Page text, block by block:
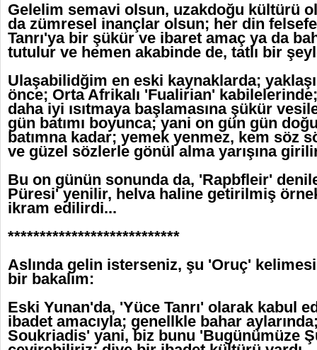
Gelelim semavi olsun, uzakdoğu kültürü
da zümresel inançlar olsun; her din
Tanrı'ya bir şükür ve ibaret amaç ya da
tutulur ve hemen akabinde de, tatlı bir
Ulaşabilidğim en eski kaynaklarda;
önce; Orta Afrikalı 'Fualirian'
daha iyi ısıtmaya başlamasına şükür
gün batımı boyunca; yani on gün gün
batımna kadar; yemek yenmez, kem söz
ve güzel sözlerle gönül alma yarışına
Bu on günün sonunda da, 'Rapbfleir'
Püresi' yenilir, helva haline getirilmiş
ikram edilirdi...
***************************
Aslında gelin isterseniz, şu 'Oruç'
bir bakalım:
Eski Yunan'da, 'Yüce Tanrı' olarak kabul
ibadet amacıyla; genellkle bahar
Soukriadis' yani, biz bunu 'Bugünümüze